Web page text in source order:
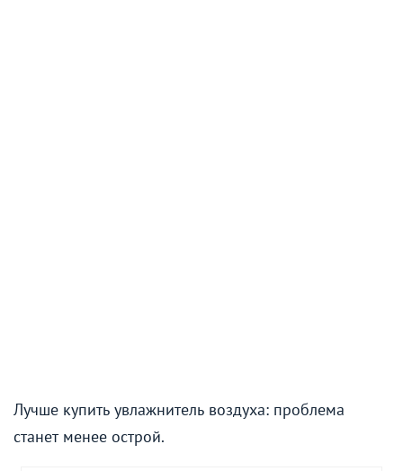
Лучше купить увлажнитель воздуха: проблема
станет менее острой.